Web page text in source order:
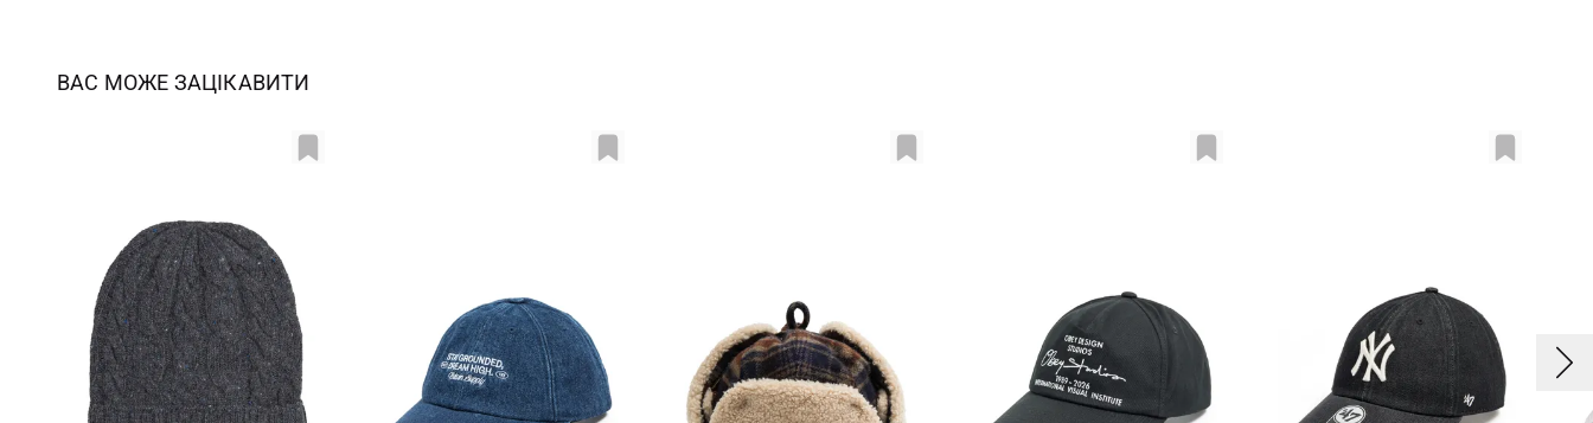
ВАС МОЖЕ ЗАЦІКАВИТИ